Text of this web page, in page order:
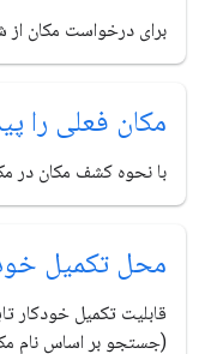
برای درخواست مکان از
مکان فعلی را
با نحوه کشف مکان در
محل تکمیل
قابلیت تکمیل خودکار
(جستجو بر اساس نام